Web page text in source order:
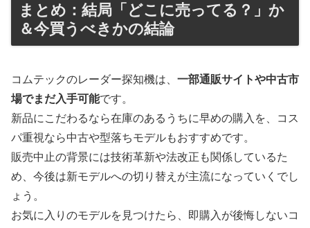
まとめ：結局「どこに売ってる？」か
＆今買うべきかの結論
コムテックのレーダー探知機は、 一部通販サイトや中古市
場でまだ入手可能です。
新品にこだわるなら在庫のあるうちに早めの購入を、コス
パ重視なら中古や型落ちモデルもおすすめです。
販売中止の背景には技術革新や法改正も関係しているた
め、今後は新モデルへの切り替えが主流になっていくでし
ょう。
お気に入りのモデルを見つけたら、即購入が後悔しないコ